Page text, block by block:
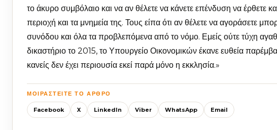
το άκυρο συμβόλαιο και να αν θέλετε να κάνετε επένδυση να έρθετε
περιοχή και τα μνημεία της. Τους είπα ότι αν θέλετε να αγοράσετε
συνόδου και όλα τα προβλεπόμενα από το νόμο. Εμείς ούτε τύχη
δικαστήριο το 2015, το Υπουργείο Οικονομικών έκανε ευθεία
κανείς δεν έχει περιουσία εκεί παρά μόνο η εκκλησία.»
ΜΟΙΡΑΣΤΕΊΤΕ ΤΟ ΆΡΘΡΟ
Facebook X LinkedIn Viber WhatsApp Email